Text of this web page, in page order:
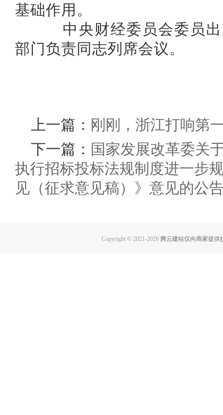
基础作用。
中央财经委员会委员出
部门负责同志列席会议。
上一篇： 刚刚，浙江打响第
下一篇： 国家发展改革委关
执行招标投标法规制度进一步
见（征求意见稿）》意见的公
Copyright © 2021-2026 腾云建站仅向商家提供